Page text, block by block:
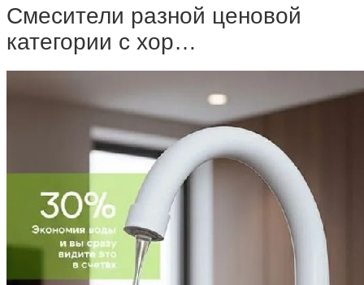
Смесители разной ценовой
категории с хор…